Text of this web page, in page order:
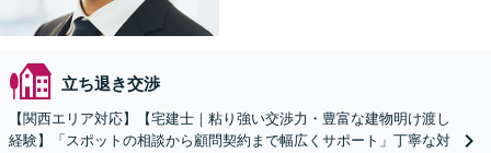
立ち退き交渉
【関西エリア対応】【宅建士｜粘り強い交渉力・豊富な建物明け渡し
経験】「スポットの相談から顧問契約まで幅広くサポート」丁寧な対